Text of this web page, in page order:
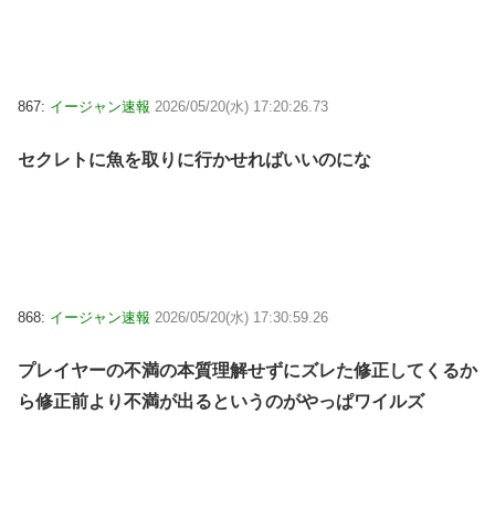
867: イージャン速報 2026/05/20(水) 17:20:26.73
セクレトに魚を取りに行かせればいいのにな
868: イージャン速報 2026/05/20(水) 17:30:59.26
プレイヤーの不満の本質理解せずにズレた修正してくるか
ら修正前より不満が出るというのがやっぱワイルズ